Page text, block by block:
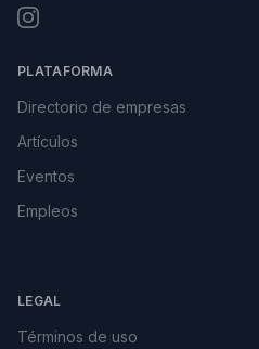
PLATAFORMA
Directorio de empresas
Artículos
Eventos
Empleos
LEGAL
Términos de uso